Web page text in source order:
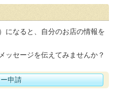
になると、自分のお店の情報を
ッセージを伝えてみませんか？
申請